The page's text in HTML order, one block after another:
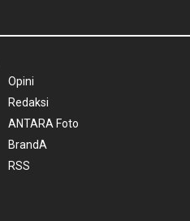
Opini
Redaksi
ANTARA Foto
BrandA
RSS